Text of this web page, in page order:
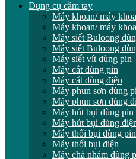
Dụng cụ cầm tay
Máy khoan/ máy
Máy khoan/ máy
Máy siết Buloong
Máy siết Buloong
Máy siết vít dùng pin
Máy cắt dùng pin
Máy cắt dùng điện
Máy phun sơn dùng
Máy phun sơn dùng
Máy hút bụi dùng pin
Máy hút bụi dùng
Máy thổi bụi dùng pin
Máy thổi bụi điện
Máy chà nhám dùng